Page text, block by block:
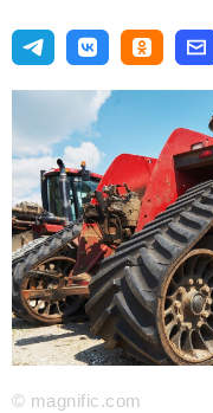
Авто
Инвестиции
Управление
Красота и здоровье
Энергетика
Недвижимость
© magnific.com